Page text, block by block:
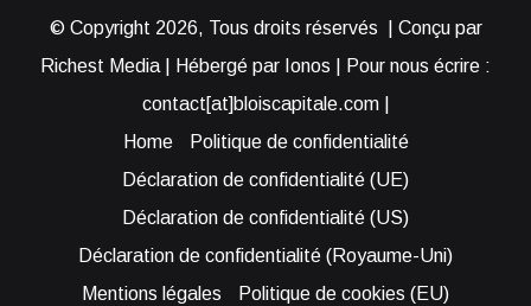
© Copyright 2026, Tous droits réservés | Conçu par
Richest Media | Hébergé par Ionos | Pour nous écrire :
contact[at]bloiscapitale.com |
Home
Politique de confidentialité
Déclaration de confidentialité (UE)
Déclaration de confidentialité (US)
Déclaration de confidentialité (Royaume-Uni)
Mentions légales
Politique de cookies (EU)